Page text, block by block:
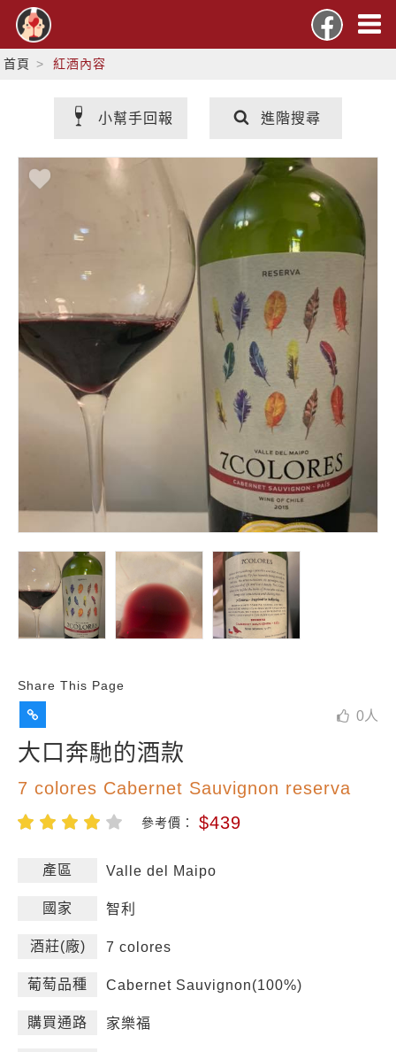
首頁 紅酒內容
小幫手回報 進階搜尋
Share This Page
0人
大口奔馳的酒款
7 colores Cabernet Sauvignon reserva
參考價： $439
產區 Valle del Maipo
國家 智利
酒莊(廠) 7 colores
葡萄品種 Cabernet Sauvignon(100%)
購買通路 家樂福